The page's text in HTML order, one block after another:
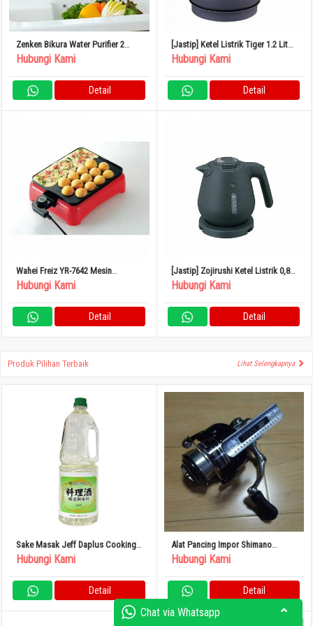
Zenken Bikura Water Purifier 2
MFH-V92 Pemurni Air Keran
Penghilang Fluorida Buatan
Jepang
Hubungi Kami
Detail
[Jastip] Ketel Listrik Tiger 1.2 Liter
Slate Blue PCL-A121AS
Hubungi Kami
Detail
Wahei Freiz YR-7642 Mesin
Takoyaki Elektrik Persegi Kios Yaki
Yaki Asli 22 Lubang
Hubungi Kami
Detail
[Jastip] Zojirushi Ketel Listrik 0,8L
Kompak 1 Cangkir
Hubungi Kami
Detail
Produk Pilihan Terbaik Lihat Selengkapnya
Sake Masak Jeff Daplus Cooking
Sake 1.8L
Hubungi Kami
Detail
Alat Pancing Impor Shimano
Spinning Reel Rarenium 12
ci4+2500s
Hubungi Kami
Detail
Chat via Whatsapp